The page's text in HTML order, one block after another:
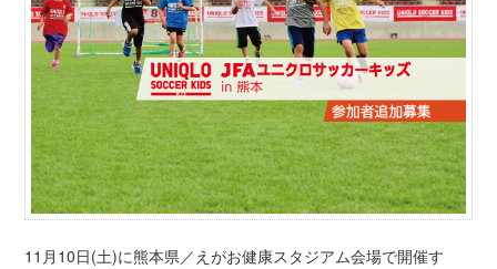
11月10日(土)に熊本県／えがお健康スタジアム会場で開催す